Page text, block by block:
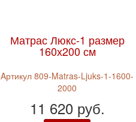
Матрас Люкс-1 размер
160х200 см
Aртикул 809-Matras-Ljuks-1-1600-
2000
11 620 руб.